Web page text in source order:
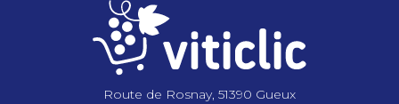
Route de Rosnay, 51390 Gueux